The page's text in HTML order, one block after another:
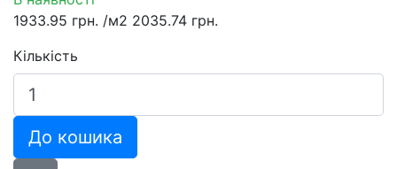
1933.95 грн. /м2 2035.74 грн.
Кількість
До кошика